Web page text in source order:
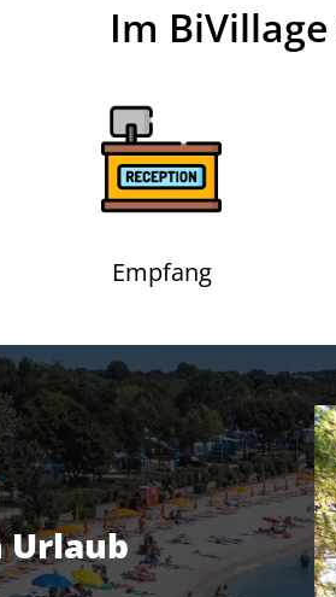
Im
Empfang
Urlaub